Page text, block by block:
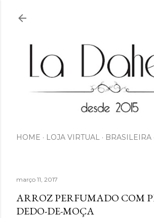
HOME LOJA VIRTUAL BRASILEIRA
março 11, 2017
ARROZ PERFUMADO COM
DEDO-DE-MOÇA